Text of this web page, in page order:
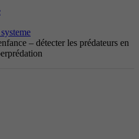
– détecter les prédateurs en